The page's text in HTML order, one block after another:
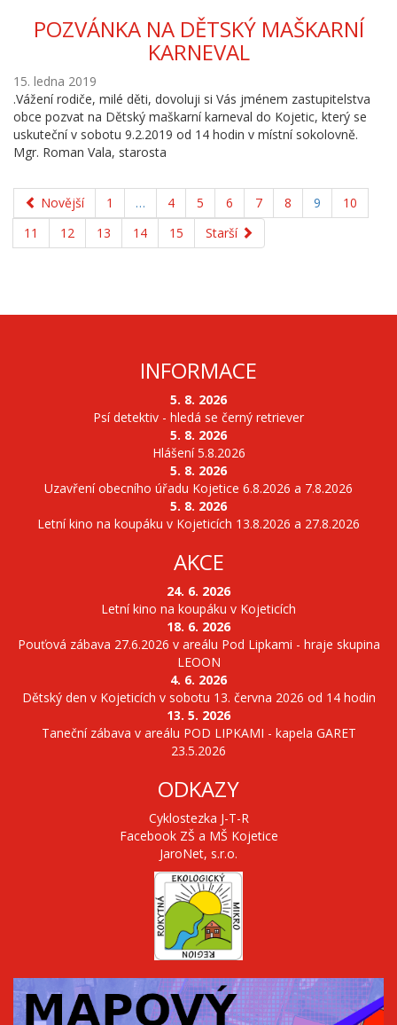
POZVÁNKA NA DĚTSKÝ MAŠKARNÍ
KARNEVAL
15. ledna 2019
.Vážení rodiče, milé děti, dovoluji si Vás jménem zastupitelstva
obce pozvat na Dětský maškarní karneval do Kojetic, který se
uskuteční v sobotu 9.2.2019 od 14 hodin v místní sokolovně.
Mgr. Roman Vala, starosta
Novější 1 … 4 5 6 7 8 9
10
11
12 13 14 15 Starší
INFORMACE
5. 8. 2026
Psí detektiv - hledá se černý retriever
5. 8. 2026
Hlášení 5.8.2026
5. 8. 2026
Uzavření obecního úřadu Kojetice 6.8.2026 a 7.8.2026
5. 8. 2026
Letní kino na koupáku v Kojeticích 13.8.2026 a 27.8.2026
AKCE
24. 6. 2026
Letní kino na koupáku v Kojeticích
18. 6. 2026
Pouťová zábava 27.6.2026 v areálu Pod Lipkami - hraje skupina
LEOON
4. 6. 2026
Dětský den v Kojeticích v sobotu 13. června 2026 od 14 hodin
13. 5. 2026
Taneční zábava v areálu POD LIPKAMI - kapela GARET
23.5.2026
ODKAZY
Cyklostezka J-T-R
Facebook ZŠ a MŠ Kojetice
JaroNet, s.r.o.